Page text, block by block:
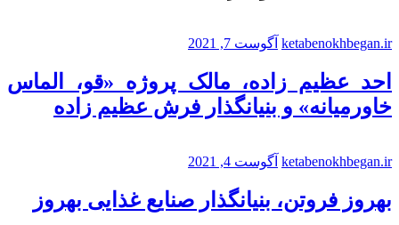
ketabenokhbegan.ir آگوست 7, 2021
احد عظیم زاده، مالک پروژه «قو، الماس
خاورمیانه» و بنیانگذار فرش عظیم زاده
ketabenokhbegan.ir آگوست 4, 2021
بهروز فروتن، بنیانگذار صنایع غذایی بهروز